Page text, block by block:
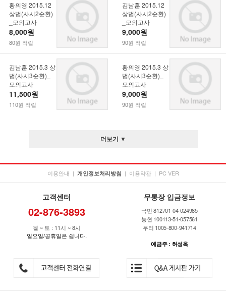
황의영 2015.12
상법(사시2순환)
_모의고사
8,000원
80원 적립
김남훈 2015.12
상법(사시2순환)
_모의고사
9,000원
90원 적립
김남훈 2015.3 상
법(사시3순환)_
모의고사
11,500원
110원 적립
황의영 2015.3 상
법(사시3순환)_
모의고사
9,000원
90원 적립
더보기 ▼
이용안내 | 개인정보처리방침 | 이용약관 | PC VER
고객센터
02-876-3893
월 ~ 토 : 11시 ~ 8시
일요일/공휴일은 쉽니다.
무통장 입금정보
국민 812701-04-024985
농협 100113-51-057561
우리 1005-800-941714
예금주 : 허성옥